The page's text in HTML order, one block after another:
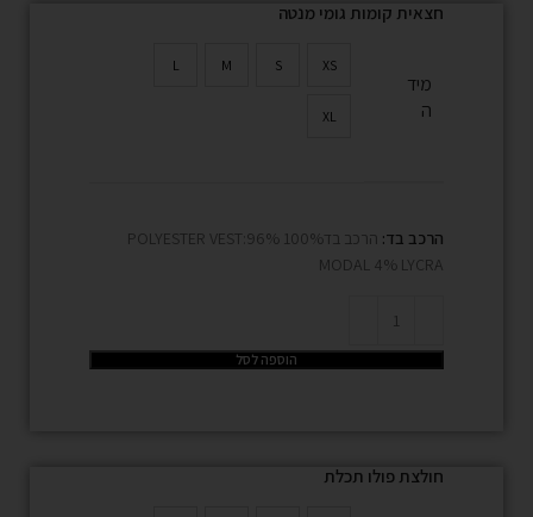
חצאית קומות גומי מנטה
מיד
ה
XS
S
M
L
XL
הרכב בד:
הרכב בד100% POLYESTER VEST:96%
MODAL 4% LYCRA
הוספה לסל
חולצת פולו תכלת